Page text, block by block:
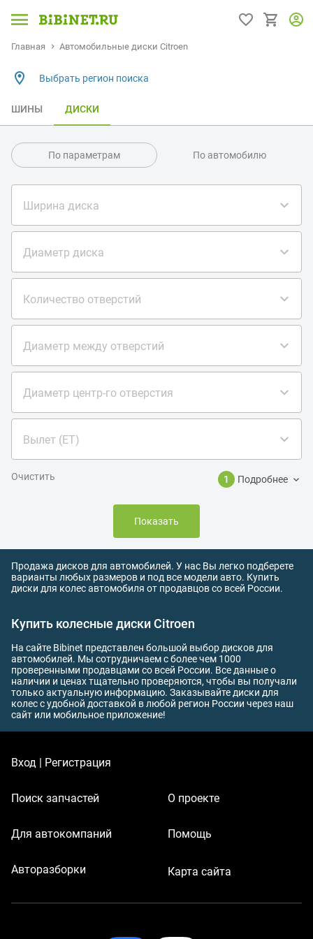
Главная Автомобильные диски Citroen
Выбрать регион поиска
ШИНЫ ДИСКИ
По параметрам По автомобилю
Ширина диска
Диаметр диска
Количество отверстий
Диаметр между отверстий
Диаметр центр-го отверстия
Вылет (ET)
Очистить 1 Подробнее
Показать
Продажа дисков для автомобилей. У нас Вы легко подберете
варианты любых размеров и под все модели авто. Купить
диски для колес автомобиля от продавцов со всей России.
Купить колесные диски Citroen
На сайте Bibinet представлен большой выбор дисков для
автомобилей. Мы сотрудничаем с более чем 1000
проверенными продавцами со всей России. Все данные о
наличии и ценах тщательно проверяются, чтобы вы получали
только актуальную информацию. Заказывайте диски для
колес с удобной доставкой в любой регион России через наш
сайт или мобильное приложение!
Вход | Регистрация
Поиск запчастей
Для автокомпаний
Авторазборки
О проекте
Помощь
Карта сайта